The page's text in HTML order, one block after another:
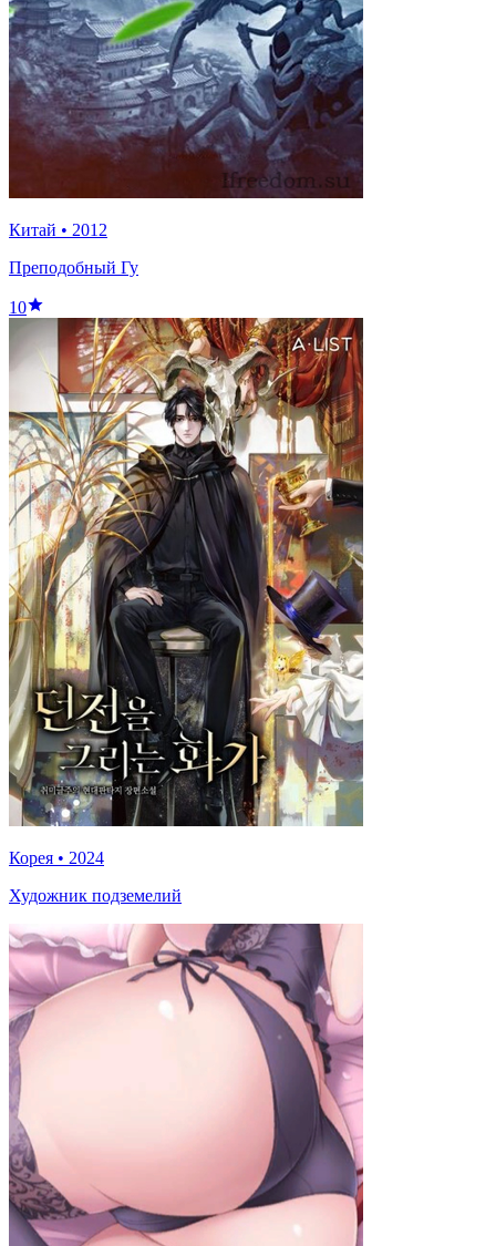
Китай • 2012
Преподобный Гу
10
Корея • 2024
Художник подземелий